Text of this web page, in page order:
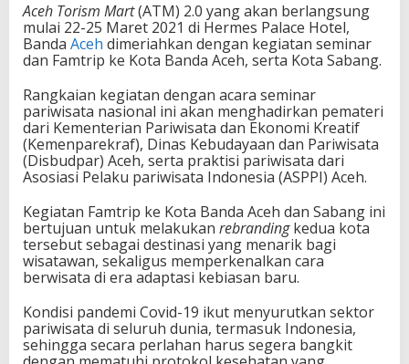
Aceh Torism Mart(ATM) 2.0 yang akan berlangsung
mulai 22-25 Maret 2021 di Hermes Palace Hotel,
Banda Aceh dimeriahkan dengan kegiatan seminar
dan Famtrip ke Kota Banda Aceh, serta Kota Sabang.
Rangkaian kegiatan dengan acara seminar
pariwisata nasional ini akan menghadirkan pemateri
dari Kementerian Pariwisata dan Ekonomi Kreatif
(Kemenparekraf), Dinas Kebudayaan dan Pariwisata
(Disbudpar) Aceh, serta praktisi pariwisata dari
Asosiasi Pelaku pariwisata Indonesia (ASPPI) Aceh.
Kegiatan Famtrip ke Kota Banda Aceh dan Sabang ini
bertujuan untuk melakukan rebrandingkedua kota
tersebut sebagai destinasi yang menarik bagi
wisatawan, sekaligus memperkenalkan cara
berwisata di era adaptasi kebiasan baru.
Kondisi pandemi Covid-19 ikut menyurutkan sektor
pariwisata di seluruh dunia, termasuk Indonesia,
sehingga secara perlahan harus segera bangkit